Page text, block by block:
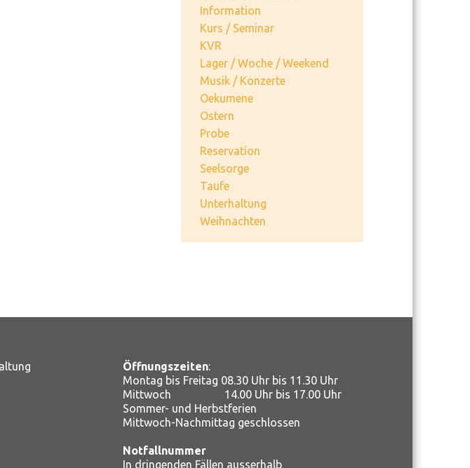
Information
Kurs / Seminar
KVR
Lager / Woche / Weekend
Musik / Konzerte
Oekumene
Ostern
Probe
Reservation
Seelsorge
Taufe
Unterhaltung
Weihnachten
Öffnungszeiten:
Montag bis Freitag 08.30 Uhr bis 11.30 Uhr
Mittwoch 14.00 Uhr bis 17.00 Uhr
Sommer- und Herbstferien
Mittwoch-Nachmittag geschlossen
Notfallnummer
In dringenden Fällen ausserhalb